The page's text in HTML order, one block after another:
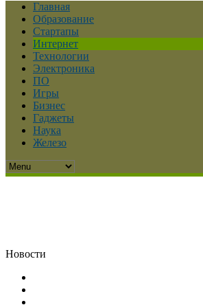
Главная
Образование
Стартапы
Интернет
Технологии
Электроника
ПО
Игры
Бизнес
Гаджеты
Наука
Железо
Новости